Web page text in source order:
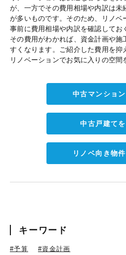
が、一方でその費用相場や内訳は未
が多いものです。そのため、リノベ
事前に費用相場や内訳を確認してお
その費用がわかれば、資金計画や
すくなります。ご紹介した費用を抑
リノベーションでお気に入りの空間
中古マンショ
中古戸建て
リノベ向き物
キーワード
#予算 #資金計画